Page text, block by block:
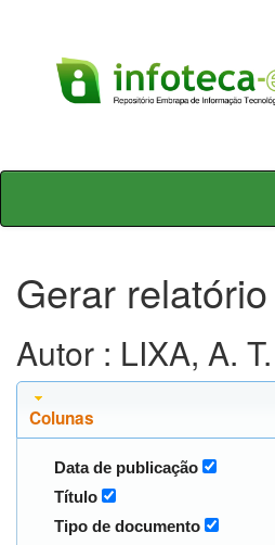
Skip
Gerar relatório
Autor : LIXA, A. T.
Colunas
Data de publicação
Título
Tipo de documento